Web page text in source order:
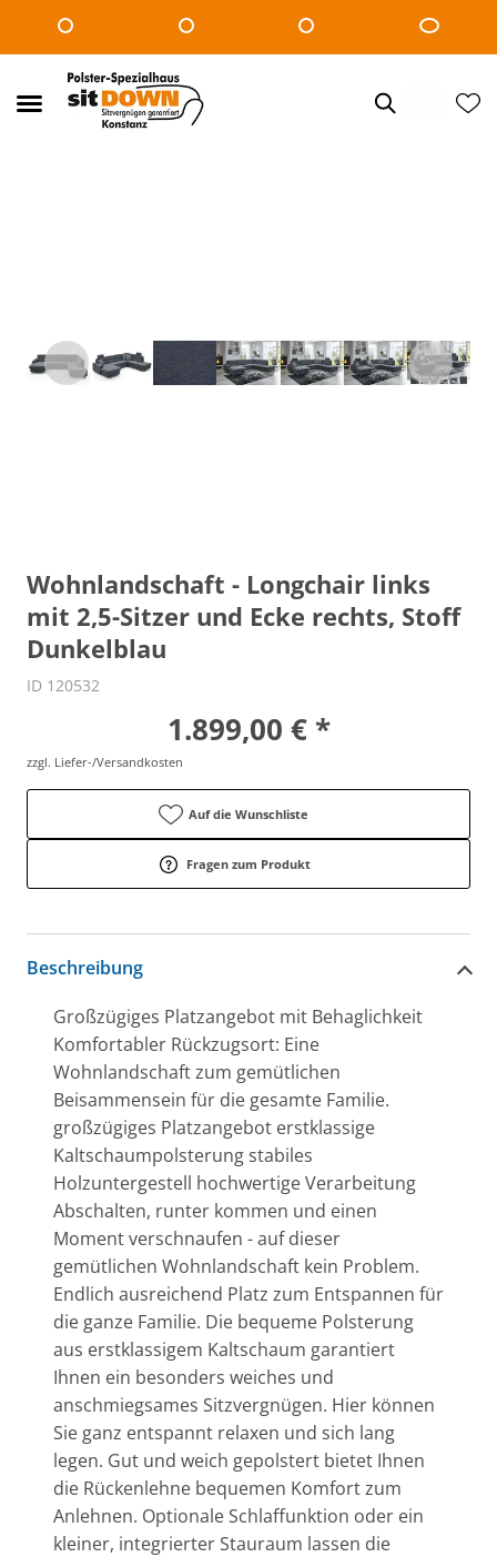
Wohnlandschaft - Longchair links
mit 2,5-Sitzer und Ecke rechts, Stoff
Dunkelblau
ID 120532
1.899,00 € *
zzgl. Liefer-/Versandkosten
Auf die Wunschliste
Fragen zum Produkt
Beschreibung
Großzügiges Platzangebot mit Behaglichkeit
Komfortabler Rückzugsort: Eine
Wohnlandschaft zum gemütlichen
Beisammensein für die gesamte Familie.
großzügiges Platzangebot erstklassige
Kaltschaumpolsterung stabiles
Holzuntergestell hochwertige Verarbeitung
Abschalten, runter kommen und einen
Moment verschnaufen - auf dieser
gemütlichen Wohnlandschaft kein Problem.
Endlich ausreichend Platz zum Entspannen für
die ganze Familie. Die bequeme Polsterung
aus erstklassigem Kaltschaum garantiert
Ihnen ein besonders weiches und
anschmiegsames Sitzvergnügen. Hier können
Sie ganz entspannt relaxen und sich lang
legen. Gut und weich gepolstert bietet Ihnen
die Rückenlehne bequemen Komfort zum
Anlehnen. Optionale Schlaffunktion oder ein
kleiner, integrierter Stauraum lassen die